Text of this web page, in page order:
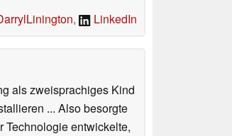
, LinkedIn
als zweisprachiges Kind
... Also besorgte
Technologie entwickelte,